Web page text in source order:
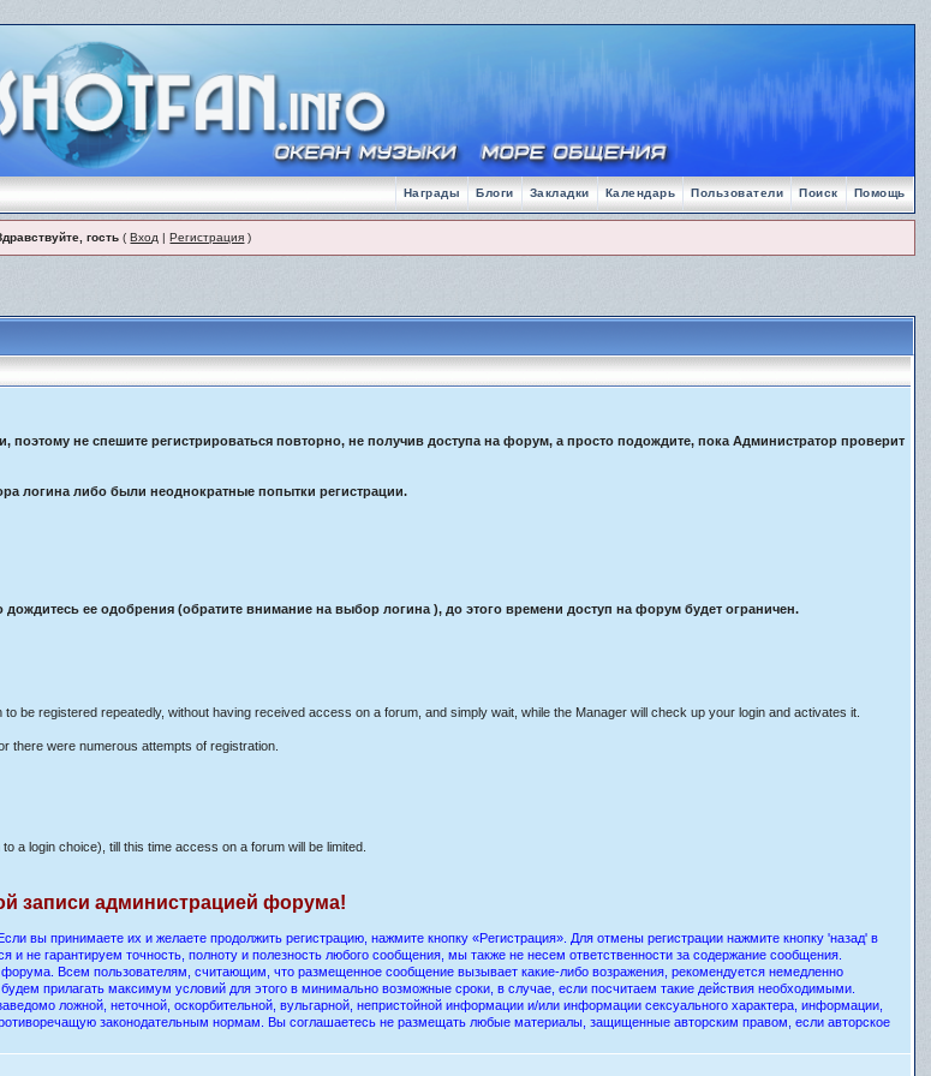
Помощь
Поиск
Пользователи
Календарь
Закладки
Блоги
Награды
гость (Вход |Регистрация )
не спешите регистрироваться повторно, не получив доступа на форум, а просто подождите, пока Администратор проверит
логина либо были неоднократные попытки регистрации.
ее одобрения (обратите внимание на выбор логина ), до этого времени доступ на форум будет ограничен.
be registered repeatedly, without having received access on a forum, and simply wait, while the Manager will check up your login and activates it.
there were numerous attempts of registration.
a login choice), till this time access on a forum will be limited.
записи администрацией форума!
вы принимаете их и желаете продолжить регистрацию, нажмите кнопку «Регистрация». Для отмены регистрации нажмите кнопку 'назад' в
гарантируем точность, полноту и полезность любого сообщения, мы также не несем ответственности за содержание сообщения.
Всем пользователям, считающим, что размещенное сообщение вызывает какие-либо возражения, рекомендуется немедленно
прилагать максимум условий для этого в минимально возможные сроки, в случае, если посчитаем такие действия необходимыми.
ложной, неточной, оскорбительной, вульгарной, непристойной информации и/или информации сексуального характера, информации,
законодательным нормам. Вы соглашаетесь не размещать любые материалы, защищенные авторским правом, если авторское